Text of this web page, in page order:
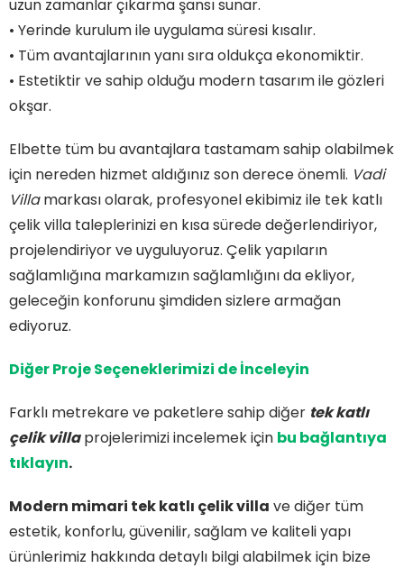
uzun zamanlar çıkarma şansı sunar.
• Yerinde kurulum ile uygulama süresi kısalır.
• Tüm avantajlarının yanı sıra oldukça ekonomiktir.
• Estetiktir ve sahip olduğu modern tasarım ile gözleri
okşar.
Elbette tüm bu avantajlara tastamam sahip olabilmek
için nereden hizmet aldığınız son derece önemli. Vadi
Villamarkası olarak, profesyonel ekibimiz ile tek katlı
çelik villa taleplerinizi en kısa sürede değerlendiriyor,
projelendiriyor ve uyguluyoruz. Çelik yapıların
sağlamlığına markamızın sağlamlığını da ekliyor,
geleceğin konforunu şimdiden sizlere armağan
ediyoruz.
Diğer Proje Seçeneklerimizi de İnceleyin
Farklı metrekare ve paketlere sahip diğer tek katlı
çelik villaprojelerimizi incelemek için bu bağlantıya
tıklayın.
Modern mimari tek katlı çelik villa ve diğer tüm
estetik, konforlu, güvenilir, sağlam ve kaliteli yapı
ürünlerimiz hakkında detaylı bilgi alabilmek için bize